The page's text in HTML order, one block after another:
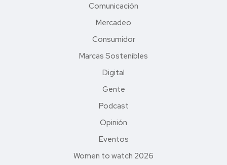
Comunicación
Mercadeo
Consumidor
Marcas Sostenibles
Digital
Gente
Podcast
Opinión
Eventos
Women to watch 2026